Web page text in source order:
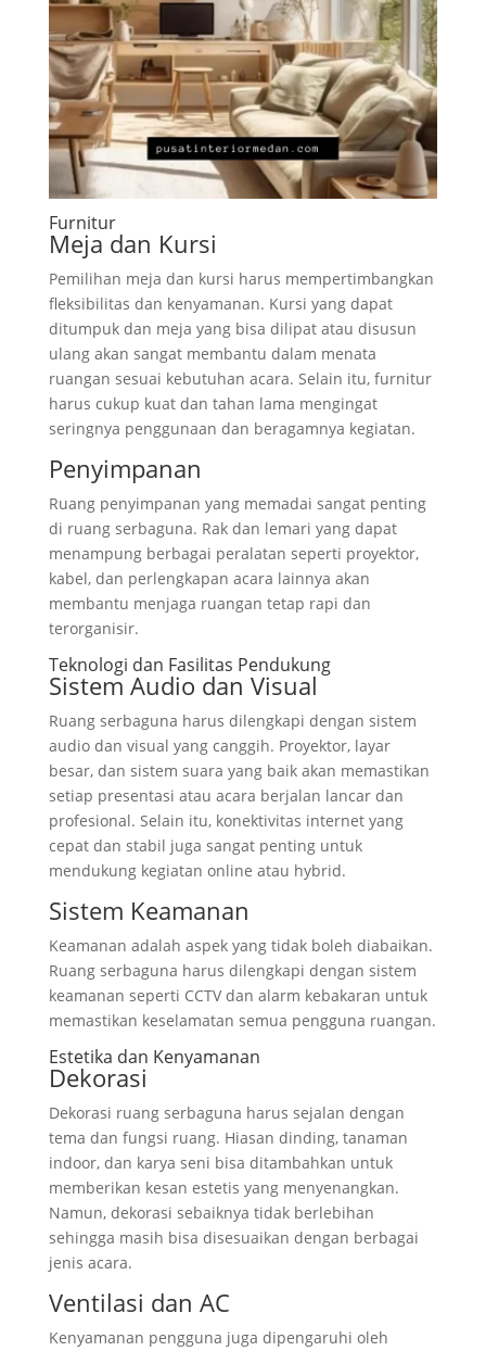
Furnitur
Meja dan Kursi
Pemilihan meja dan kursi harus mempertimbangkan
fleksibilitas dan kenyamanan. Kursi yang dapat
ditumpuk dan meja yang bisa dilipat atau disusun
ulang akan sangat membantu dalam menata
ruangan sesuai kebutuhan acara. Selain itu, furnitur
harus cukup kuat dan tahan lama mengingat
seringnya penggunaan dan beragamnya kegiatan.
Penyimpanan
Ruang penyimpanan yang memadai sangat penting
di ruang serbaguna. Rak dan lemari yang dapat
menampung berbagai peralatan seperti proyektor,
kabel, dan perlengkapan acara lainnya akan
membantu menjaga ruangan tetap rapi dan
terorganisir.
Teknologi dan Fasilitas Pendukung
Sistem Audio dan Visual
Ruang serbaguna harus dilengkapi dengan sistem
audio dan visual yang canggih. Proyektor, layar
besar, dan sistem suara yang baik akan memastikan
setiap presentasi atau acara berjalan lancar dan
profesional. Selain itu, konektivitas internet yang
cepat dan stabil juga sangat penting untuk
mendukung kegiatan online atau hybrid.
Sistem Keamanan
Keamanan adalah aspek yang tidak boleh diabaikan.
Ruang serbaguna harus dilengkapi dengan sistem
keamanan seperti CCTV dan alarm kebakaran untuk
memastikan keselamatan semua pengguna ruangan.
Estetika dan Kenyamanan
Dekorasi
Dekorasi ruang serbaguna harus sejalan dengan
tema dan fungsi ruang. Hiasan dinding, tanaman
indoor, dan karya seni bisa ditambahkan untuk
memberikan kesan estetis yang menyenangkan.
Namun, dekorasi sebaiknya tidak berlebihan
sehingga masih bisa disesuaikan dengan berbagai
jenis acara.
Ventilasi dan AC
Kenyamanan pengguna juga dipengaruhi oleh